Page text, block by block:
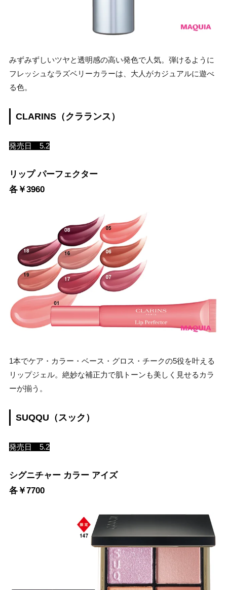
みずみずしいツヤと透明感の高い発色で人気。弾けるように
フレッシュなラズベリーカラーは、大人がカジュアルに遊べ
る色。
CLARINS（クラランス）
発売日 5.2
リップ パーフェクター
各￥3960
1本でケア・カラー・ベース・グロス・チークの5役を叶える
リップジェル。絶妙な補正力で肌トーンも美しく見せるカラ
ーが揃う。
SUQQU（スック）
発売日 5.2
シグニチャー カラー アイズ
各￥7700